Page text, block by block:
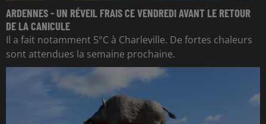
ARDENNES - UN RÉVEIL FRAIS CE VENDREDI AVANT LE RETOUR
DE LA CANICULE
Il a fait notamment 5°C à Charleville. De fortes chaleurs
sont attendues la semaine prochaine.